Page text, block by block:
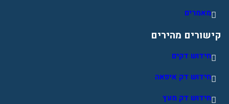
מאמרים
קישורים מהירים
חידוש דקים
חידוש דק איפאה
חידוש דק מעץ